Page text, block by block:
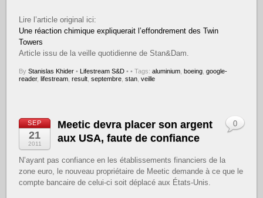
Lire l’article original ici:
Une réaction chimique expliquerait l’effondrement des Twin
Towers
Article issu de la veille quotidienne de Stan&Dam.
ByStanislas Khider • Lifestream S&D • • Tags:aluminium, boeing,google-
reader, lifestream,result,septembre,stan,veille
SEP
21
2011
Meetic devra placer son argent
aux USA, faute de confiance
N’ayant pas confiance en les établissements financiers de la
zone euro, le nouveau propriétaire de Meetic demande à ce que le
compte bancaire de celui-ci soit déplacé aux États-Unis.
0